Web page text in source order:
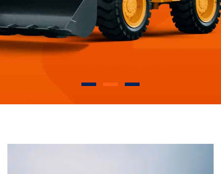
MÁS INFORMACIÓN